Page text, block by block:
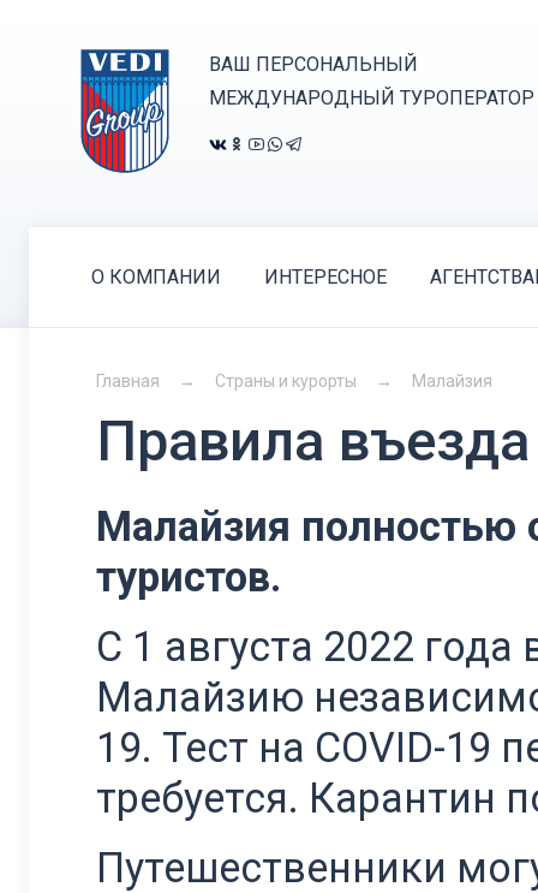
ВАШ ПЕРСОНАЛЬНЫЙ
МЕЖДУНАРОДНЫЙ ТУРОПЕРАТОР
О КОМПАНИИ ИНТЕРЕСНОЕ
Главная Страны и курорты Малайзия
Правила
Малайзия полностью
туристов.
С 1 августа 2022
Малайзию
19. Тест на COVID-19
требуется. Карантин
Путешественники